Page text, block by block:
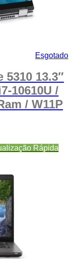
Esgotado
13.3″
10610U /
/ W11P
Rápida